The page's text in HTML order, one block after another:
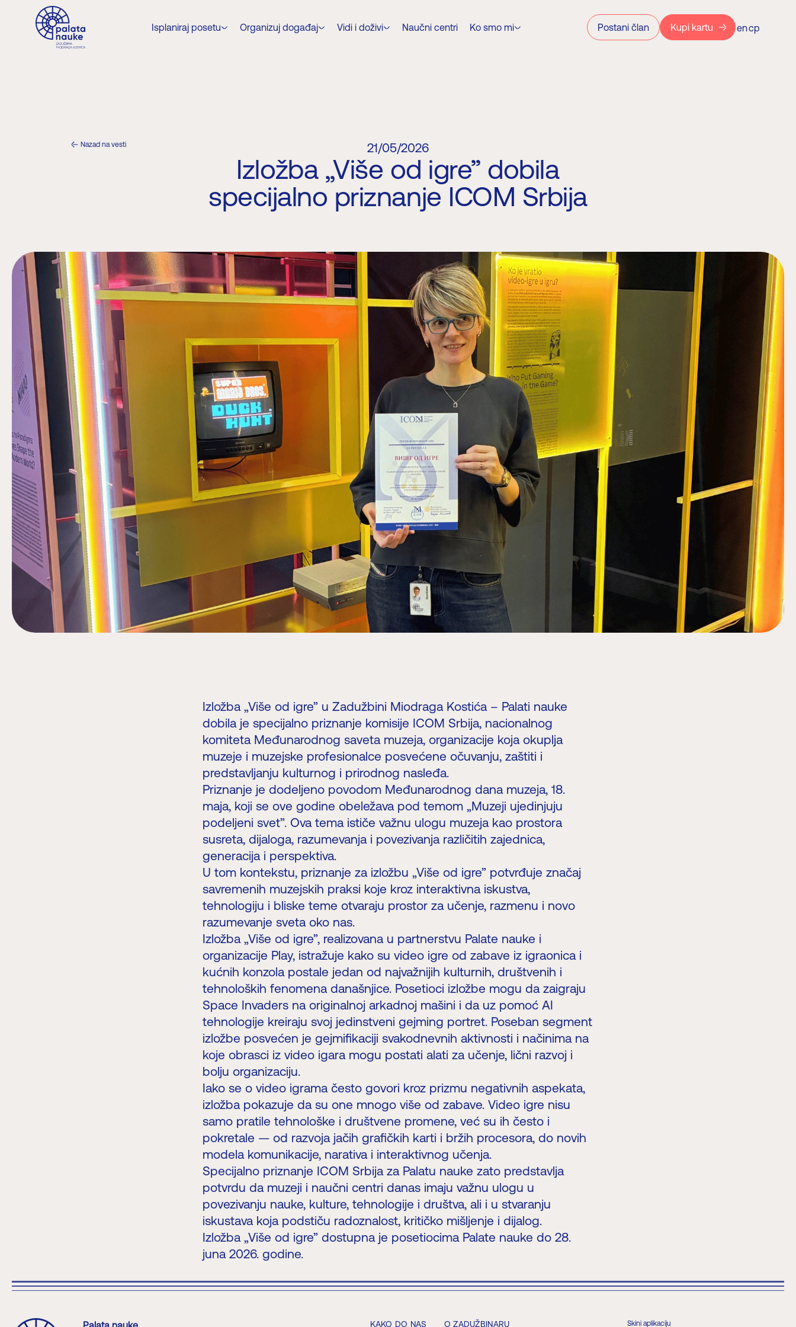
Isplaniraj posetu Organizuj događaj Vidi i doživi Naučni centri Ko smo mi Postani član Kupi kartu enср
Nazad na vesti 21/05/2026
Izložba „Više od igre” dobila
specijalno priznanje ICOM Srbija
Izložba „Više od igre” u Zadužbini Miodraga Kostića – Palati nauke
dobila je specijalno priznanje komisije ICOM Srbija, nacionalnog
komiteta Međunarodnog saveta muzeja, organizacije koja okuplja
muzeje i muzejske profesionalce posvećene očuvanju, zaštiti i
predstavljanju kulturnog i prirodnog nasleđa.
Priznanje je dodeljeno povodom Međunarodnog dana muzeja, 18.
maja, koji se ove godine obeležava pod temom „Muzeji ujedinjuju
podeljeni svet”. Ova tema ističe važnu ulogu muzeja kao prostora
susreta, dijaloga, razumevanja i povezivanja različitih zajednica,
generacija i perspektiva.
U tom kontekstu, priznanje za izložbu „Više od igre” potvrđuje značaj
savremenih muzejskih praksi koje kroz interaktivna iskustva,
tehnologiju i bliske teme otvaraju prostor za učenje, razmenu i novo
razumevanje sveta oko nas.
Izložba „Više od igre”, realizovana u partnerstvu Palate nauke i
organizacije Play, istražuje kako su video igre od zabave iz igraonica i
kućnih konzola postale jedan od najvažnijih kulturnih, društvenih i
tehnoloških fenomena današnjice. Posetioci izložbe mogu da zaigraju
Space Invaders na originalnoj arkadnoj mašini i da uz pomoć AI
tehnologije kreiraju svoj jedinstveni gejming portret. Poseban segment
izložbe posvećen je gejmifikaciji svakodnevnih aktivnosti i načinima na
koje obrasci iz video igara mogu postati alati za učenje, lični razvoj i
bolju organizaciju.
Iako se o video igrama često govori kroz prizmu negativnih aspekata,
izložba pokazuje da su one mnogo više od zabave. Video igre nisu
samo pratile tehnološke i društvene promene, već su ih često i
pokretale — od razvoja jačih grafičkih karti i bržih procesora, do novih
modela komunikacije, narativa i interaktivnog učenja.
Specijalno priznanje ICOM Srbija za Palatu nauke zato predstavlja
potvrdu da muzeji i naučni centri danas imaju važnu ulogu u
povezivanju nauke, kulture, tehnologije i društva, ali i u stvaranju
iskustava koja podstiču radoznalost, kritičko mišljenje i dijalog.
Izložba „Više od igre” dostupna je posetiocima Palate nauke do 28.
juna 2026. godine.
KAKO DO NAS O ZADUŽBINARU Skini aplikaciju